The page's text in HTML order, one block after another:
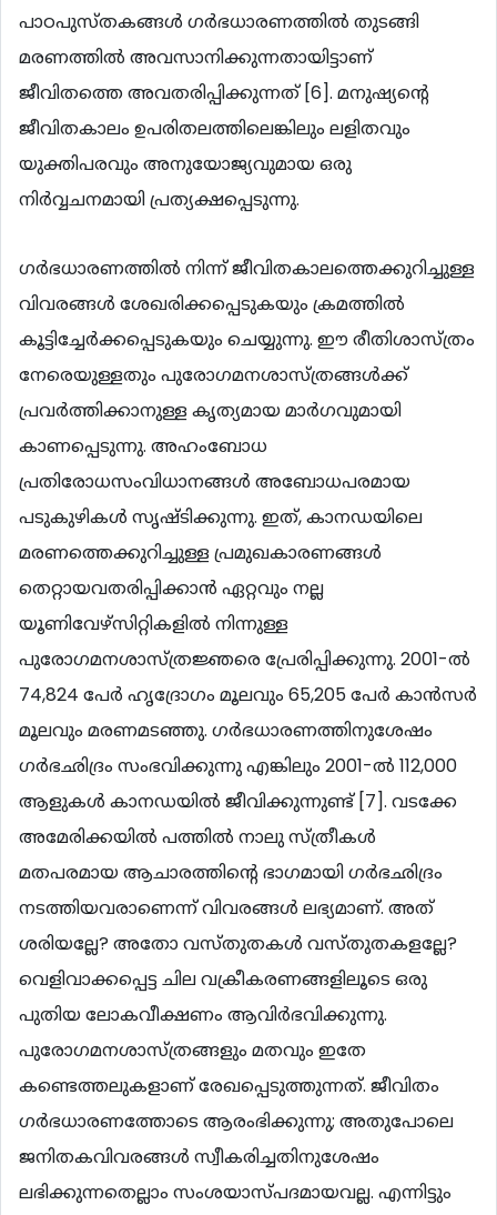
പാഠപുസ്തകങ്ങള്‍ ഗര്‍ഭധാരണത്തില്‍ തുടങ്ങി
മരണത്തില്‍ അവസാനിക്കുന്നതായിട്ടാണ്
ജീവിതത്തെ അവതരിപ്പിക്കുന്നത് [6]. മനുഷ്യന്‍റെ
ജീവിതകാലം ഉപരിതലത്തിലെങ്കിലും ലളിതവും
യുക്തിപരവും അനുയോജ്യവുമായ ഒരു
നിര്‍വ്വചനമായി പ്രത്യക്ഷപ്പെടുന്നു.
ഗര്‍ഭധാരണത്തില്‍ നിന്ന് ജീവിതകാലത്തെക്കുറിച്ചുള്ള
വിവരങ്ങള്‍ ശേഖരിക്കപ്പെടുകയും ക്രമത്തില്‍
കൂട്ടിച്ചേര്‍ക്കപ്പെടുകയും ചെയ്യുന്നു. ഈ രീതിശാസ്ത്രം
നേരെയുള്ളതും പുരോഗമനശാസ്ത്രങ്ങള്‍ക്ക്
പ്രവര്‍ത്തിക്കാനുള്ള കൃത്യമായ മാര്‍ഗവുമായി
കാണപ്പെടുന്നു. അഹംബോധ
പ്രതിരോധസംവിധാനങ്ങള്‍ അബോധപരമായ
പടുകുഴികള്‍ സൃഷ്ടിക്കുന്നു. ഇത്, കാനഡയിലെ
മരണത്തെക്കുറിച്ചുള്ള പ്രമുഖകാരണങ്ങള്‍
തെറ്റായവതരിപ്പിക്കാന്‍ ഏറ്റവും നല്ല
യൂണിവേഴ്സിറ്റികളില്‍ നിന്നുള്ള
പുരോഗമനശാസ്ത്രജ്ഞരെ പ്രേരിപ്പിക്കുന്നു. 2001-ല്‍
74,824 പേര്‍ ഹൃദ്രോഗം മൂലവും 65,205 പേര്‍ കാന്‍സര്‍
മൂലവും മരണമടഞ്ഞു. ഗര്‍ഭധാരണത്തിനുശേഷം
ഗര്‍ഭഛിദ്രം സംഭവിക്കുന്നു എങ്കിലും 2001-ല്‍ 112,000
ആളുകള്‍ കാനഡയില്‍ ജീവിക്കുന്നുണ്ട് [7]. വടക്കേ
അമേരിക്കയില്‍ പത്തില്‍ നാലു സ്ത്രീകള്‍
മതപരമായ ആചാരത്തിന്‍റെ ഭാഗമായി ഗര്‍ഭഛിദ്രം
നടത്തിയവരാണെന്ന് വിവരങ്ങള്‍ ലഭ്യമാണ്. അത്
ശരിയല്ലേ? അതോ വസ്തുതകള്‍ വസ്തുതകളല്ലേ?
വെളിവാക്കപ്പെട്ട ചില വക്രീകരണങ്ങളിലൂടെ ഒരു
പുതിയ ലോകവീക്ഷണം ആവിര്‍ഭവിക്കുന്നു.
പുരോഗമനശാസ്ത്രങ്ങളും മതവും ഇതേ
കണ്ടെത്തലുകളാണ് രേഖപ്പെടുത്തുന്നത്. ജീവിതം
ഗര്‍ഭധാരണത്തോടെ ആരംഭിക്കുന്നു; അതുപോലെ
ജനിതകവിവരങ്ങള്‍ സ്വീകരിച്ചതിനുശേഷം
ലഭിക്കുന്നതെല്ലാം സംശയാസ്പദമായവല്ല. എന്നിട്ടും